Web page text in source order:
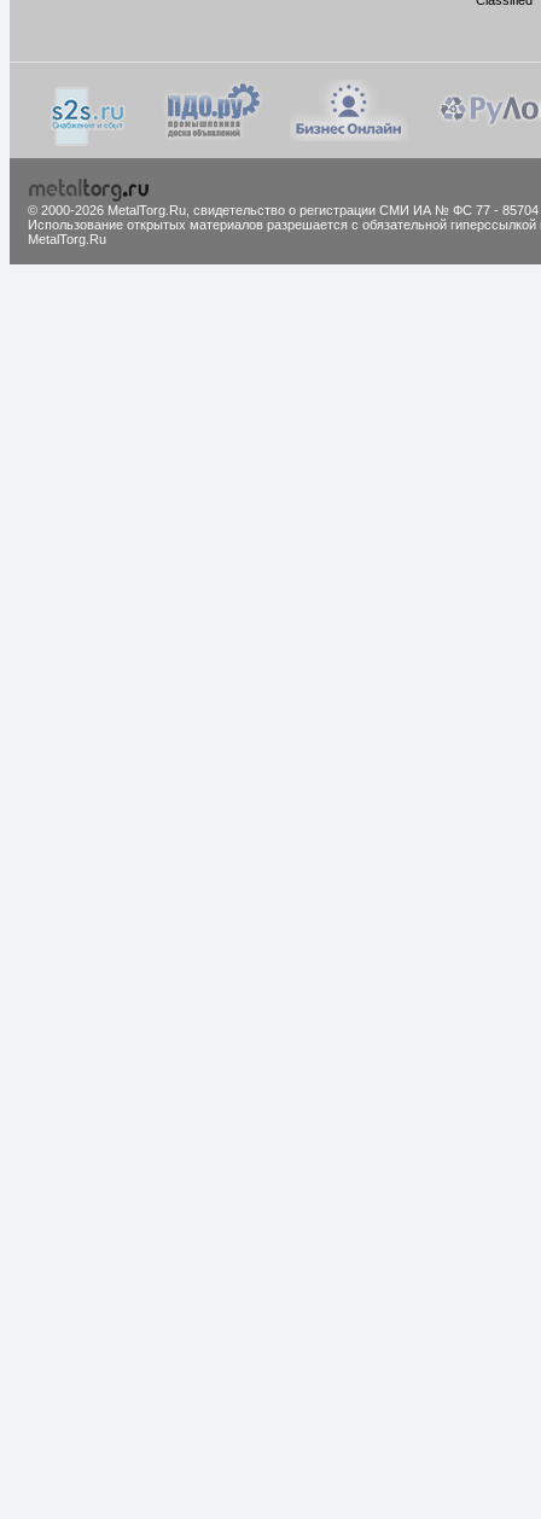
© 2000-2026 MetalTorg.Ru, cвидетельство о регистрации СМИ ИА № ФС 77 - 85704
Использование открытых материалов разрешается с обязательной гиперссылкой
MetalTorg.Ru